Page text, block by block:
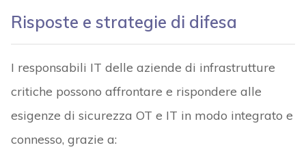
Risposte e strategie di difesa
I responsabili IT delle aziende di infrastrutture
critiche possono affrontare e rispondere alle
esigenze di sicurezza OT e IT in modo integrato e
connesso, grazie a: